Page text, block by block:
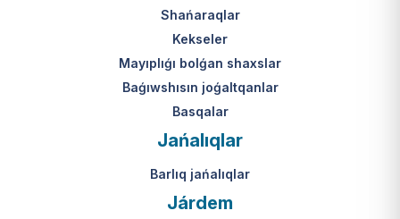
Shańaraqlar
Kekseler
Mayıplıǵı bolǵan shaxslar
Baǵıwshısın joǵaltqanlar
Basqalar
Jańalıqlar
Barlıq jańalıqlar
Járdem